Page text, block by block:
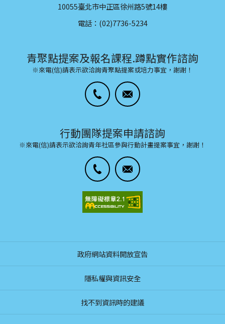
10055臺北市中正區徐州路5號14樓
電話：(02)7736-5234
青聚點提案及報名課程.蹲點實作諮詢
※來電(信)請表示欲洽詢青聚點提案或培力事宜，謝謝！
行動團隊提案申請諮詢
※來電(信)請表示欲洽詢青年社區參與行動計畫提案事宜，謝謝！
政府網站資料開放宣告
隱私權與資訊安全
找不到資訊時的建議